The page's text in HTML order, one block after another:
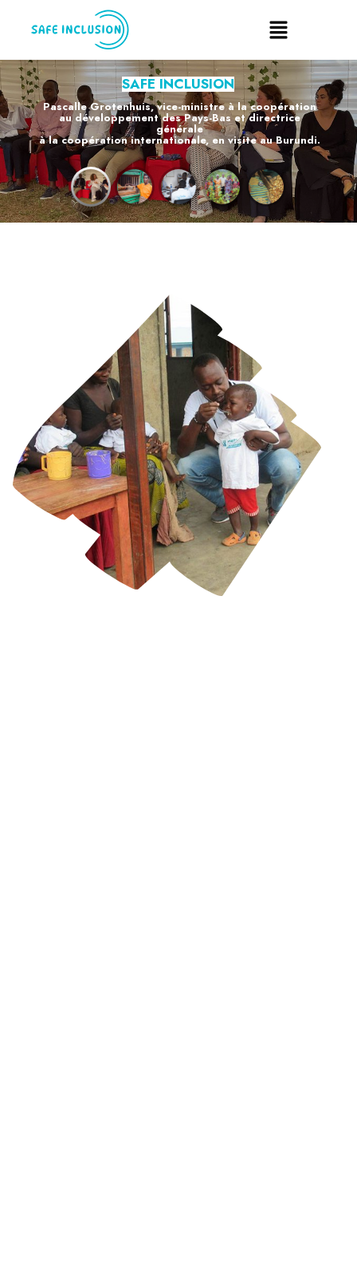
Pascalle Grotenhuis, vice-ministre à la coopération
au développement des Pays-Bas et directrice
générale
à la coopération internationale, en visite au Burundi.
SAFE INCLUSION